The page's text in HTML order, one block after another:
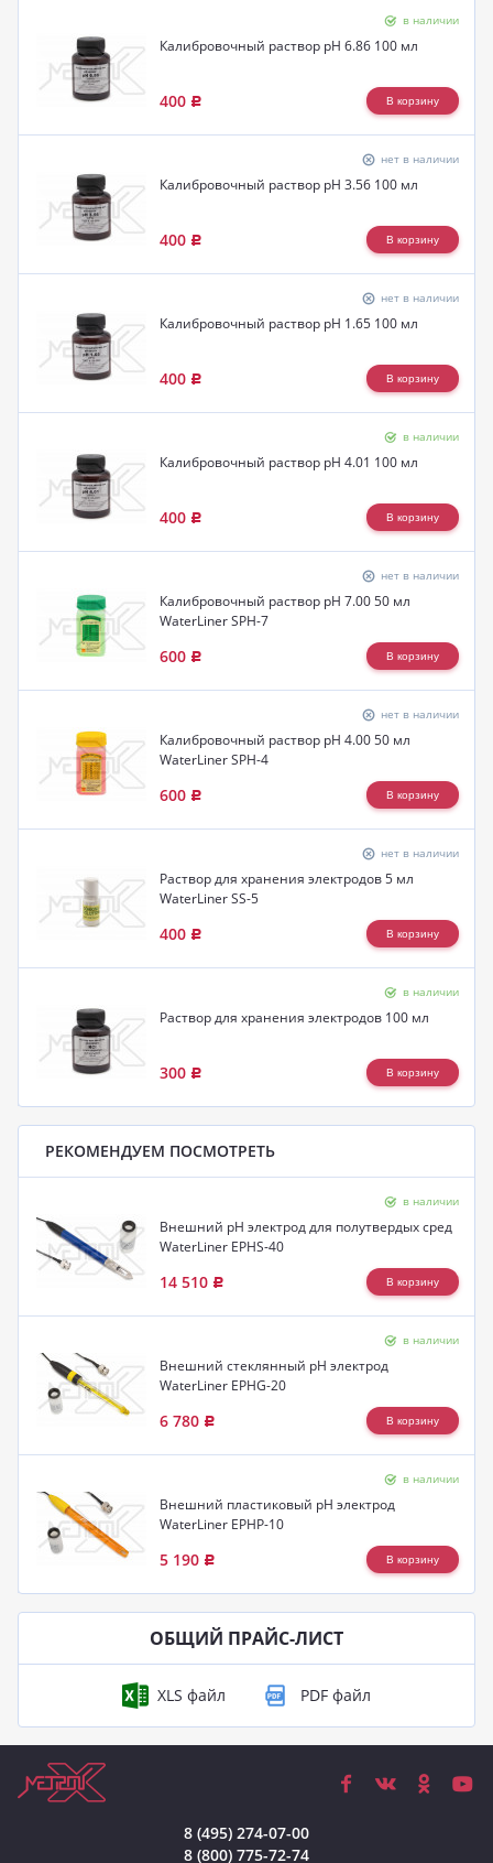
в наличии
Калибровочный раствор pH 6.86 100 мл
400 Р
нет в наличии
Калибровочный раствор pH 3.56 100 мл
400 Р
нет в наличии
Калибровочный раствор pH 1.65 100 мл
400 Р
в наличии
Калибровочный раствор pH 4.01 100 мл
400 Р
нет в наличии
Калибровочный раствор pH 7.00 50 мл
WaterLiner SPH-7
600 Р
нет в наличии
Калибровочный раствор pH 4.00 50 мл
WaterLiner SPH-4
600 Р
нет в наличии
Раствор для хранения электродов 5 мл
WaterLiner SS-5
400 Р
в наличии
Раствор для хранения электродов 100 мл
300 Р
РЕКОМЕНДУЕМ ПОСМОТРЕТЬ
в наличии
Внешний pH электрод для полутвердых сред
WaterLiner EPHS-40
14 510 Р
в наличии
Внешний стеклянный pH электрод
WaterLiner EPHG-20
6 780 Р
в наличии
Внешний пластиковый pH электрод
WaterLiner EPHP-10
5 190 Р
ОБЩИЙ ПРАЙС-ЛИСТ
8 (495) 274-07-00
8 (800) 775-72-74